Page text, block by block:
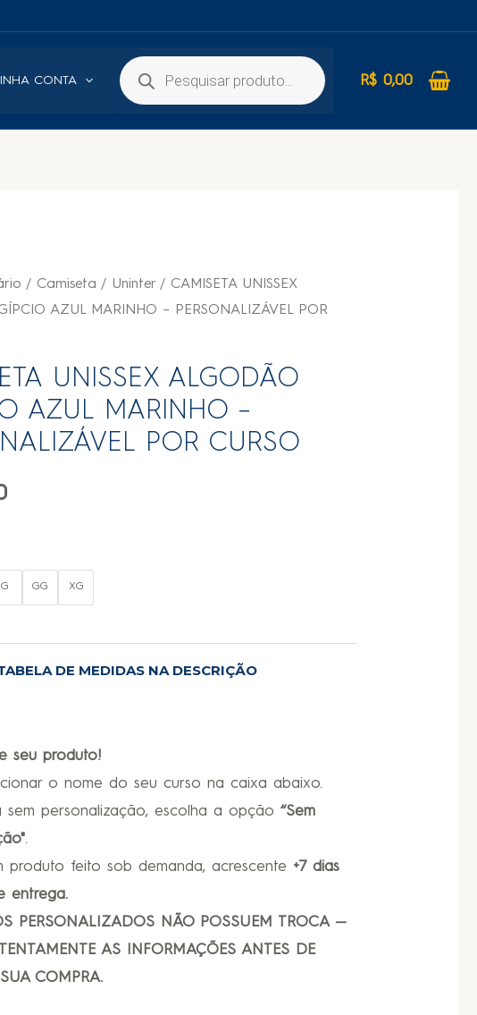
CONTA R$ 0,00
/ Camiseta / Uninter / CAMISETA UNISSEX
AZUL MARINHO – PERSONALIZÁVEL POR
UNISSEX ALGODÃO
AZUL MARINHO –
POR CURSO
G GG XG
DE MEDIDAS NA DESCRIÇÃO
seu produto!
o nome do seu curso na caixa abaixo.
sem personalização, escolha a opção“Sem
.
produto feito sob demanda, acrescente +7 dias
entrega.
PERSONALIZADOS NÃO POSSUEM TROCA —
AS INFORMAÇÕES ANTES DE
COMPRA.